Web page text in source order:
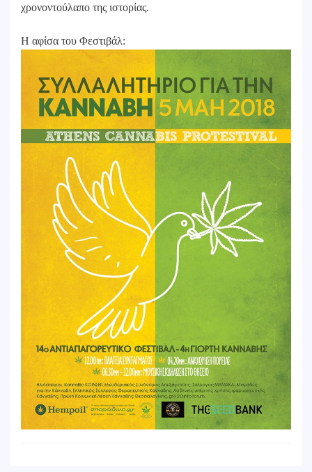
χρονοντούλαπο της ιστορίας.
Η αφίσα του Φεστιβάλ: